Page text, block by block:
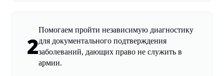
2
Помогаем пройти независимую диагностику
для документального подтверждения
заболеваний, дающих право не служить в
армии.